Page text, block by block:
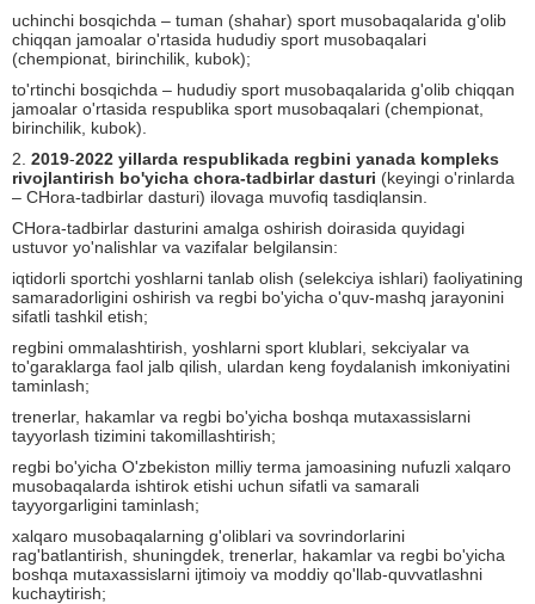
uchinchi bosqichda – tuman (shahar) sport musobaqalarida g'olib
chiqqan jamoalar o'rtasida hududiy sport musobaqalari
(chempionat, birinchilik, kubok);
to'rtinchi bosqichda – hududiy sport musobaqalarida g'olib chiqqan
jamoalar o'rtasida respublika sport musobaqalari (chempionat,
birinchilik, kubok).
2. 2019-2022 yillarda respublikada regbini yanada kompleks
rivojlantirish bo'yicha chora-tadbirlar dasturi (keyingi o'rinlarda
– CHora-tadbirlar dasturi) ilovaga muvofiq tasdiqlansin.
CHora-tadbirlar dasturini amalga oshirish doirasida quyidagi
ustuvor yo'nalishlar va vazifalar belgilansin:
iqtidorli sportchi yoshlarni tanlab olish (selekciya ishlari) faoliyatining
samaradorligini oshirish va regbi bo'yicha o'quv-mashq jarayonini
sifatli tashkil etish;
regbini ommalashtirish, yoshlarni sport klublari, sekciyalar va
to'garaklarga faol jalb qilish, ulardan keng foydalanish imkoniyatini
taminlash;
trenerlar, hakamlar va regbi bo'yicha boshqa mutaxassislarni
tayyorlash tizimini takomillashtirish;
regbi bo'yicha O'zbekiston milliy terma jamoasining nufuzli xalqaro
musobaqalarda ishtirok etishi uchun sifatli va samarali
tayyorgarligini taminlash;
xalqaro musobaqalarning g'oliblari va sovrindorlarini
rag'batlantirish, shuningdek, trenerlar, hakamlar va regbi bo'yicha
boshqa mutaxassislarni ijtimoiy va moddiy qo'llab-quvvatlashni
kuchaytirish;